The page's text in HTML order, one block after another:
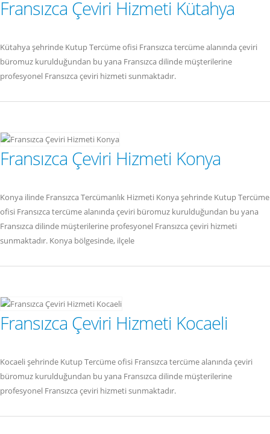
Fransızca Çeviri Hizmeti Kütahya
Kütahya şehrinde Kutup Tercüme ofisi Fransızca tercüme alanında çeviri
büromuz kurulduğundan bu yana Fransızca dilinde müşterilerine
profesyonel Fransızca çeviri hizmeti sunmaktadır.
Fransızca Çeviri Hizmeti Konya
Konya ilinde Fransızca Tercümanlık Hizmeti Konya şehrinde Kutup Tercüme
ofisi Fransızca tercüme alanında çeviri büromuz kurulduğundan bu yana
Fransızca dilinde müşterilerine profesyonel Fransızca çeviri hizmeti
sunmaktadır. Konya bölgesinde, ilçele
Fransızca Çeviri Hizmeti Kocaeli
Kocaeli şehrinde Kutup Tercüme ofisi Fransızca tercüme alanında çeviri
büromuz kurulduğundan bu yana Fransızca dilinde müşterilerine
profesyonel Fransızca çeviri hizmeti sunmaktadır.